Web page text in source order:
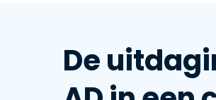
De